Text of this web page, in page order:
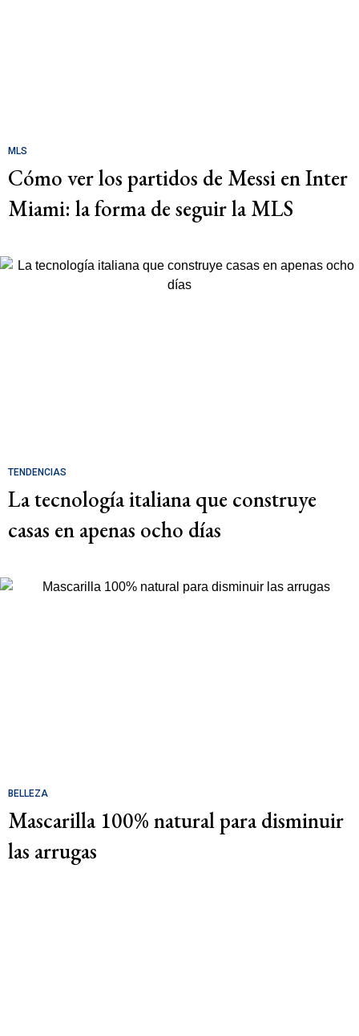
MLS
Cómo ver los partidos de Messi en Inter
Miami: la forma de seguir la MLS
TENDENCIAS
La tecnología italiana que construye
casas en apenas ocho días
BELLEZA
Mascarilla 100% natural para disminuir
las arrugas